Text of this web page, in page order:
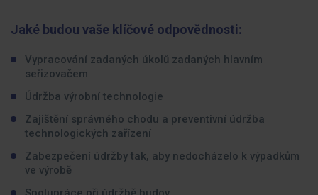
Jaké budou vaše klíčové odpovědnosti:
Vypracování zadaných úkolů zadaných hlavním
seřizovačem
Údržba výrobní technologie
Zajištění správného chodu a preventivní údržba
technologických zařízení
Zabezpečení údržby tak, aby nedocházelo k výpadkům
ve výrobě